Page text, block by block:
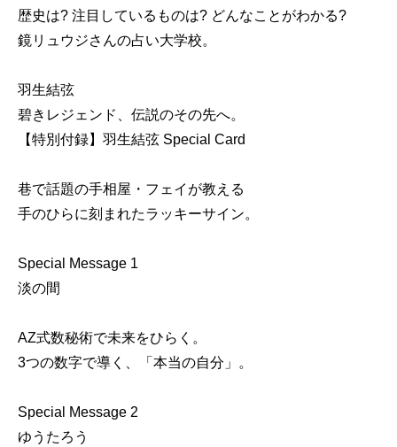
歴史は? 注目しているものは? どんなことがわかる?
鏡リュウジさんの占い大学校。
羽生結弦
碧きレジェンド、伝説のその先へ。
【特別付録】羽生結弦 Special Card
巷で話題の手相屋・フェイが教える
手のひらに刻まれたラッキーサイン。
Special Message 1
淡の間
AZ式数秘術で未来をひらく。
3つの数字で導く、「本当の自分」。
Special Message 2
ゆうたろう